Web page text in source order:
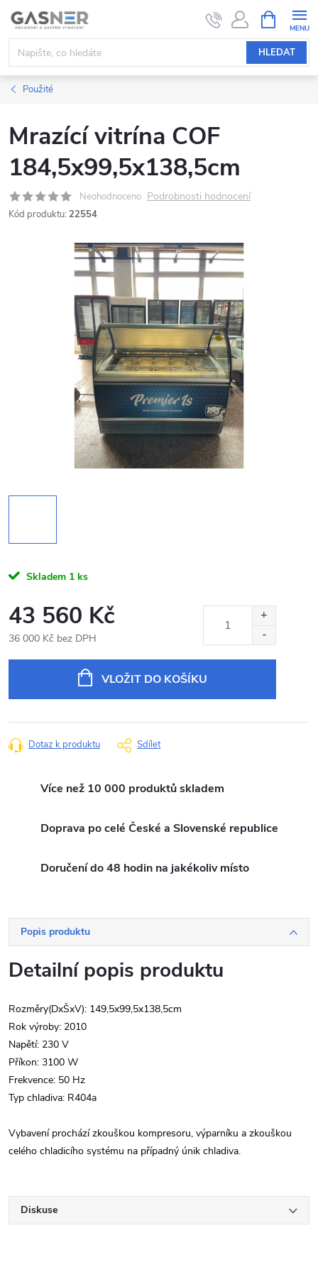
Přejít
obsah
HLEDAT
NÁKUPNÍ
KOŠÍK
Použité
Mrazící vitrína COF
184,5x99,5x138,5cm
Neohodnoceno Podrobnosti hodnocení
Kód produktu: 22554
Skladem 1 ks
43 560 Kč
36 000 Kč bez DPH
VLOŽIT DO KOŠÍKU
Dotaz k produktu Sdílet
Více než 10 000 produktů skladem
Doprava po celé České a Slovenské republice
Doručení do 48 hodin na jakékoliv místo
Popis produktu
Detailní popis produktu
Rozměry(DxŠxV): 149,5x99,5x138,5cm
Rok výroby: 2010
Napětí: 230 V
Příkon: 3100 W
Frekvence: 50 Hz
Typ chladiva: R404a
Vybavení prochází zkouškou kompresoru, výparníku a zkouškou
celého chladicího systému na případný únik chladiva.
Diskuse